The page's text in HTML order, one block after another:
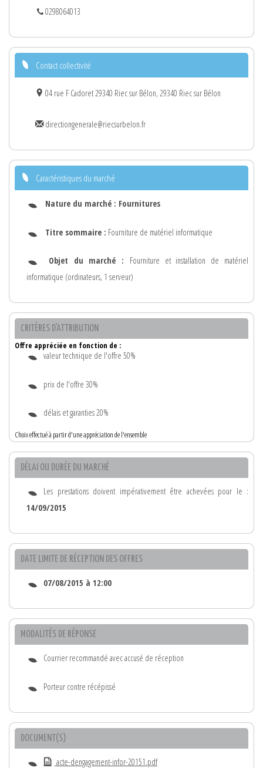
0298064013
Contact collectivité
04 rue F Cadoret 29340 Riec sur Bélon, 29340 Riec sur Bélon
directiongenerale@riecsurbelon.fr
Caractéristiques du marché
Nature du marché : Fournitures
Titre sommaire : Fourniture de matériel informatique
Objet du marché : Fourniture et installation de matériel
informatique (ordinateurs, 1 serveur)
CRITÈRES D'ATTRIBUTION
Offre appréciée en fonction de :
valeur technique de l'offre 50%
prix de l'offre 30%
délais et garanties 20%
Choix effectué à partir d'une appréciation de l'ensemble
DÉLAI OU DURÉE DU MARCHÉ
Les prestations doivent impérativement être achevées pour le :
14/09/2015
DATE LIMITE DE RÉCEPTION DES OFFRES
07/08/2015 à 12:00
MODALITÉS DE RÉPONSE
Courrier recommandé avec accusé de réception
Porteur contre récépissé
DOCUMENT(S)
acte-dengagement-infor-20151.pdf